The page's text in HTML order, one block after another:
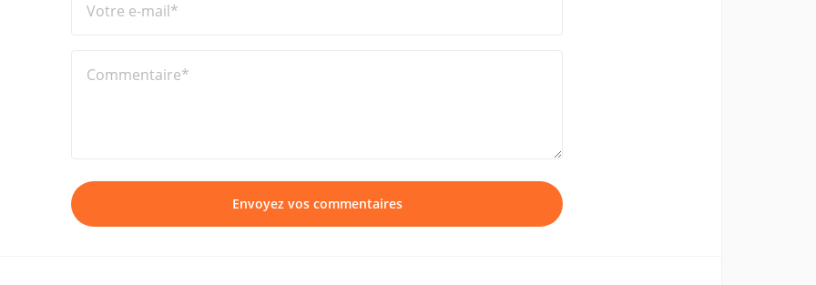
Votre e-mail*
Commentaire*
Envoyez vos commentaires